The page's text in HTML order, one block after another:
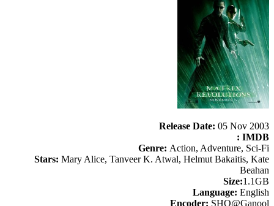
Release Date: 05 Nov 2003
IMDB :
Genre: Action, Adventure, Sci-Fi
Stars: Mary Alice, Tanveer K. Atwal, Helmut Bakaitis, Kate
Beahan
Size:1.1GB
Language: English
Encoder: SHQ@Ganool